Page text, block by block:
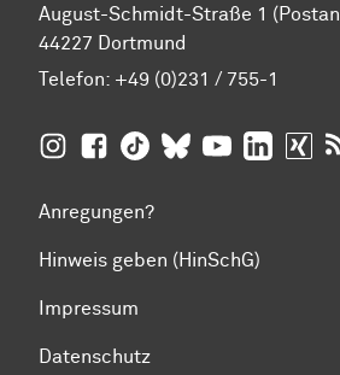
August-Schmidt-Straße 1
44227 Dortmund
Telefon: +49 (0)231 / 755-1
TU Dortmund auf Insta­gram
TU Dortmund auf
TU Dortmund auf
TU Dortmund auf
TU TU
Anregungen?
Hinweis geben (HinSchG)
Impressum
Datenschutz